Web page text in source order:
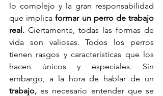
lo complejo y la gran responsabilidad
que implica formar un perro de trabajo
real. Ciertamente, todas las formas de
vida son valiosas. Todos los perros
tienen rasgos y características que los
hacen únicos y especiales. Sin
trabajo, es necesario entender que se